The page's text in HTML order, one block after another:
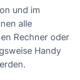
und im
alle
Rechner oder
Handy